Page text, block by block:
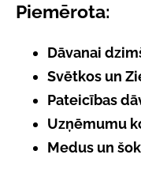
Piemērota:
Dāvanai
Svētkos un
Pateicības
Uzņēmumu
Medus un